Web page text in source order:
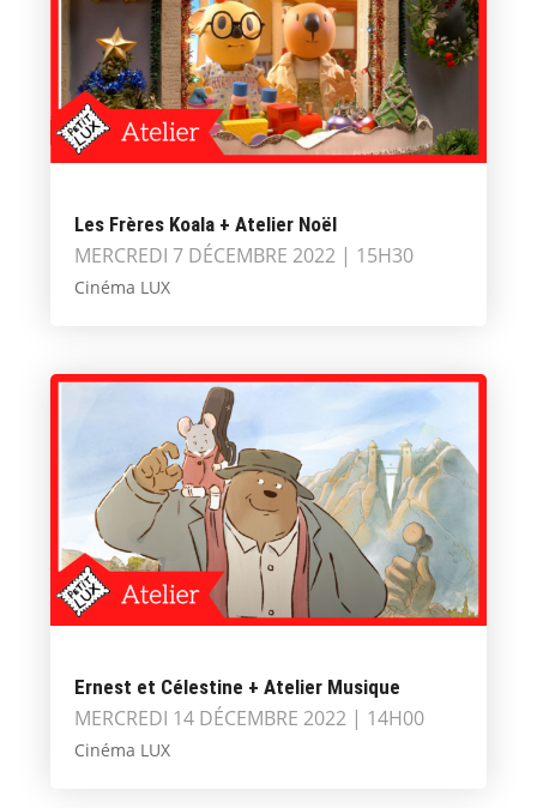
Les Frères Koala + Atelier Noël
MERCREDI 7 DÉCEMBRE 2022 | 15H30
Cinéma LUX
Ernest et Célestine + Atelier Musique
MERCREDI 14 DÉCEMBRE 2022 | 14H00
Cinéma LUX